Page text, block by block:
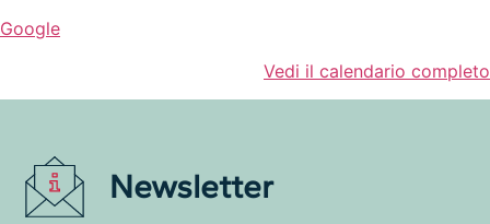
Google
Vedi il calendario completo
Newsletter